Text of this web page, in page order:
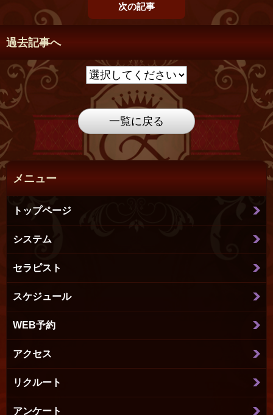
次の記事
過去記事へ
一覧に戻る
メニュー
トップページ
システム
セラピスト
スケジュール
WEB予約
アクセス
リクルート
アンケート